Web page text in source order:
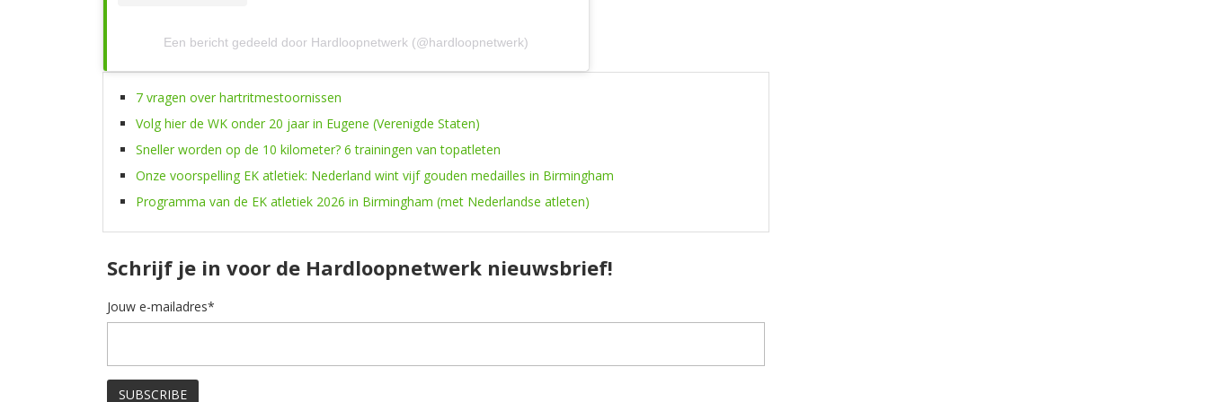
Een bericht gedeeld door Hardloopnetwerk (@hardloopnetwerk)
7 vragen over hartritmestoornissen
Volg hier de WK onder 20 jaar in Eugene (Verenigde Staten)
Sneller worden op de 10 kilometer? 6 trainingen van topatleten
Onze voorspelling EK atletiek: Nederland wint vijf gouden medailles in Birmingham
Programma van de EK atletiek 2026 in Birmingham (met Nederlandse atleten)
Schrijf je in voor de Hardloopnetwerk nieuwsbrief!
Jouw e-mailadres*